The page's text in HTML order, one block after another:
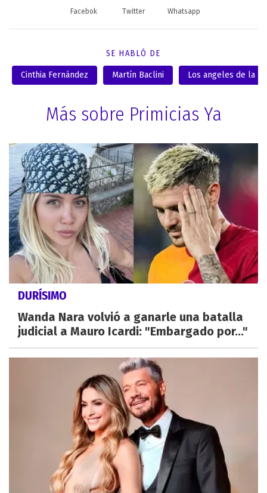
Facebok Twitter Whatsapp
SE HABLÓ DE
Cinthia Fernández Martín Baclini Los angeles de la
Más sobre Primicias Ya
DURÍSIMO
Wanda Nara volvió a ganarle una batalla
judicial a Mauro Icardi: "Embargado por..."